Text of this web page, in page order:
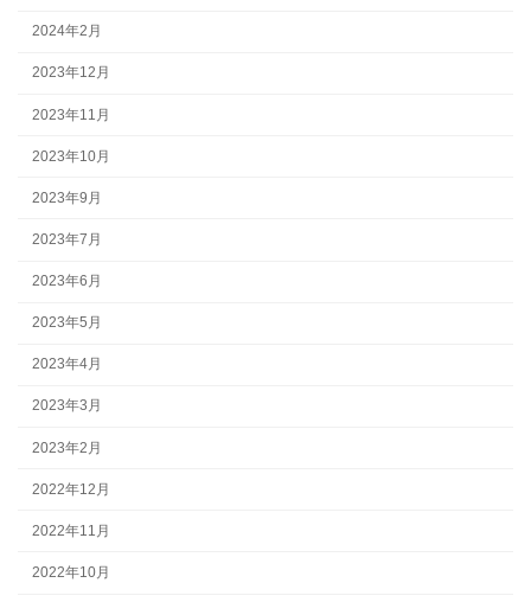
2024年2月
2023年12月
2023年11月
2023年10月
2023年9月
2023年7月
2023年6月
2023年5月
2023年4月
2023年3月
2023年2月
2022年12月
2022年11月
2022年10月